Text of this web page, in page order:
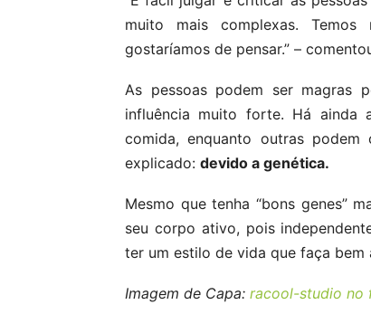
muito mais complexas.
gostaríamos de pensar.” –
As pessoas podem ser magras
influência muito forte. Há ainda
comida, enquanto outras
explicado: devido a genética.
Mesmo que tenha “bons genes”
seu corpo ativo, pois
ter um estilo de vida que faça bem
Imagem de Capa: racool-studio no